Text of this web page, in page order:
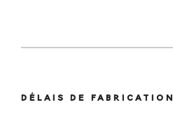
DÉLAIS DE FABRICATION